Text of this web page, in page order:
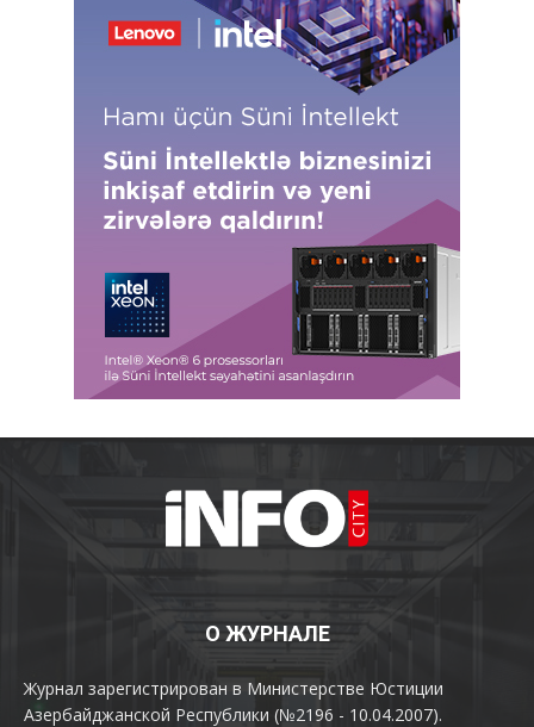
О ЖУРНАЛЕ
Журнал зарегистрирован в Министерстве Юстиции
Азербайджанской Республики (№2196 - 10.04.2007).